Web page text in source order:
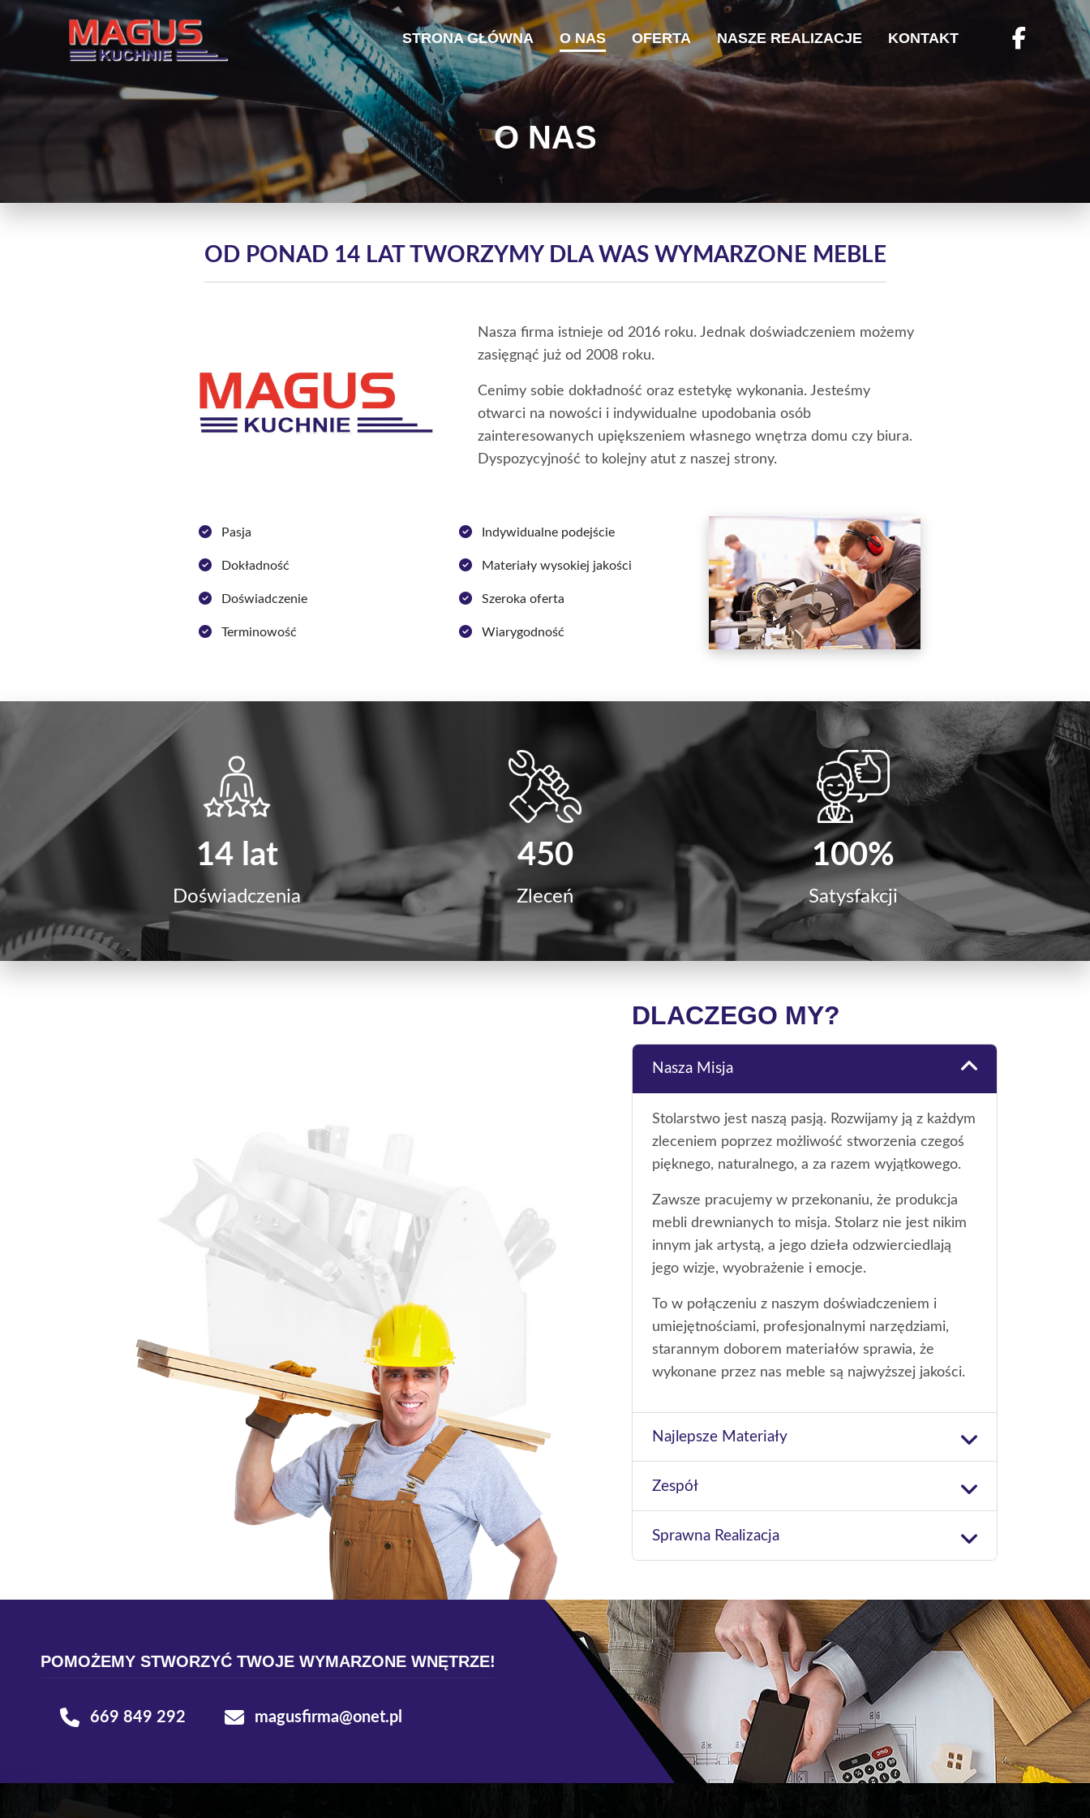
STRONA GŁÓWNA O NAS OFERTA NASZE REALIZACJE KONTAKT
O NAS
OD PONAD 14 LAT TWORZYMY DLA WAS WYMARZONE MEBLE
Nasza firma istnieje od 2016 roku. Jednak doświadczeniem możemy
zasięgnąć już od 2008 roku.
Cenimy sobie dokładność oraz estetykę wykonania. Jesteśmy
otwarci na nowości i indywidualne upodobania osób
zainteresowanych upiększeniem własnego wnętrza domu czy biura.
Dyspozycyjność to kolejny atut z naszej strony.
Pasja
Dokładność
Doświadczenie
Terminowość
Indywidualne podejście
Materiały wysokiej jakości
Szeroka oferta
Wiarygodność
14 lat
Doświadczenia
450
Zleceń
100%
Satysfakcji
DLACZEGO MY?
Nasza Misja
Stolarstwo jest naszą pasją. Rozwijamy ją z każdym
zleceniem poprzez możliwość stworzenia czegoś
pięknego, naturalnego, a za razem wyjątkowego.
Zawsze pracujemy w przekonaniu, że produkcja
mebli drewnianych to misja. Stolarz nie jest nikim
innym jak artystą, a jego dzieła odzwierciedlają
jego wizje, wyobrażenie i emocje.
To w połączeniu z naszym doświadczeniem i
umiejętnościami, profesjonalnymi narzędziami,
starannym doborem materiałów sprawia, że
wykonane przez nas meble są najwyższej jakości.
Najlepsze Materiały
Zespół
Sprawna Realizacja
POMOŻEMY STWORZYĆ TWOJE WYMARZONE WNĘTRZE!
669 849 292 magusfirma@onet.pl